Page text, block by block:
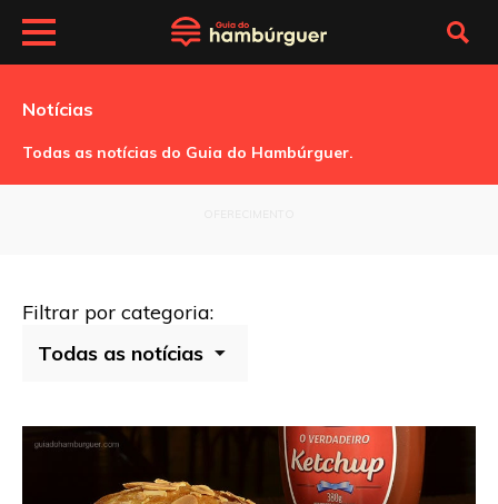
Notícias
Todas as notícias do Guia do Hambúrguer.
Filtrar por categoria: